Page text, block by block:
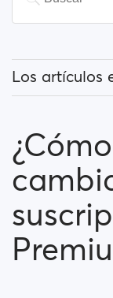
Los artículos
¿Cómo puedo
Premium?
¿Qué métodos
¿El pago es